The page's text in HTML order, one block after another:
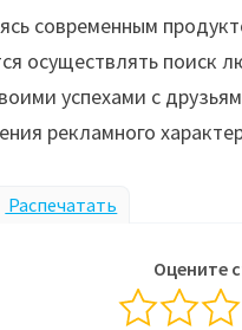
современным
осуществлять поиск
успехами с
рекламного
Распечатать
Оцените